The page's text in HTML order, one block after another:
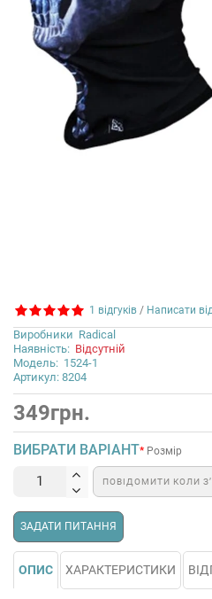
1 відгуків / Написати
Виробники Radical
Наявність: Відсутній
Модель: 1524-1
Артикул: 8204
349грн.
ВИБРАТИ ВАРІАНТ Розмір
ПОВІДОМИТИ КОЛИ
ЗАДАТИ ПИТАННЯ
ОПИС ХАРАКТЕРИСТИКИ